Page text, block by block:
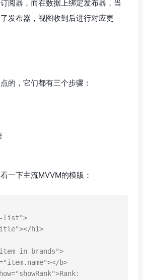
阅器，而在数据上绑定发布器，当
发布器，视图收到后进行对应更
的，它们都有三个步骤：
一下主流MVVM的模版：
list">
></h1>
in brands">
"item.name"></b>
="showRank">Rank: